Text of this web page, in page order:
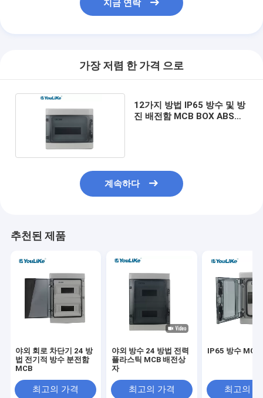
지금 연락
가장 저렴 한 가격 으로
12가지 방법 IP65 방수 및 방
진 배전함 MCB BOX ABS
계속하다
추천된 제품
야외 회로 차단기 24 방
법 전기적 방수 분전함
MCB
최고의 가격
야외 방수 24 방법 전력
플라스틱 MCB 배전상
자
최고의 가격
IP65 방수 MCB
최고의